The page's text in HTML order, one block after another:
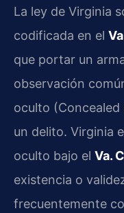
La ley de Virginia
codificada en el
que portar un
observación
oculto (Concealed
un delito. Virginia
oculto bajo el Va.
existencia o
frecuentemente